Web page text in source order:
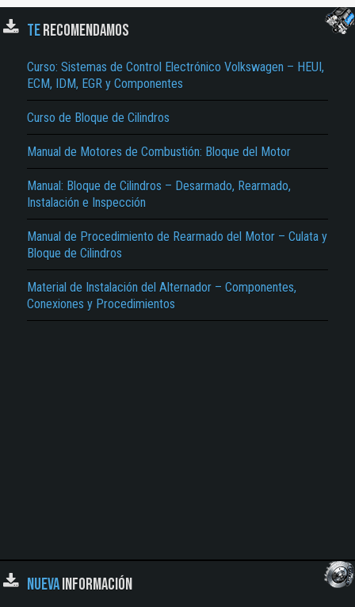
TERECOMENDAMOS
Curso: Sistemas de Control Electrónico Volkswagen – HEUI,
ECM, IDM, EGR y Componentes
Curso de Bloque de Cilindros
Manual de Motores de Combustión: Bloque del Motor
Manual: Bloque de Cilindros – Desarmado, Rearmado,
Instalación e Inspección
Manual de Procedimiento de Rearmado del Motor – Culata y
Bloque de Cilindros
Material de Instalación del Alternador – Componentes,
Conexiones y Procedimientos
NUEVAINFORMACIÓN
El Título es incorrecto según el contenido.
Texto o Imagen de portada son erróneos.
No carga o no se visualiza el contenido.
Reportar otro tipo de error...